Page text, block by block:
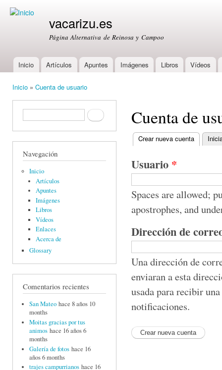
vacarizu.es
Página Alternativa de Reinosa y Campoo
Main menu
Inicio Artículos Apuntes Imágenes Libros Vídeos
Inicio » Cuenta de usuario
Formulario de búsquedaBuscar
Navegación
Inicio
Artículos
Apuntes
Imágenes
Libros
Vídeos
Enlaces
Acerca de
Glossary
Comentarios recientes
San Mateo hace 8 años 10
months
Moitas gracias por tus
animos hace 16 años 6
months
Galería de fotos hace 16
años 6 months
trajes campurrianos hace 16
Cuenta de
Primary tabs
Crear nueva cuenta (active
Usuario *
Spaces are allowed;
apostrophes, and
Dirección de
Una dirección de
enviaran a esta
usada para recibir
notificaciones.